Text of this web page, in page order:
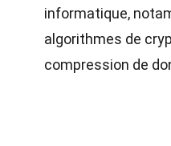
informatique,
algorithmes de
compression de